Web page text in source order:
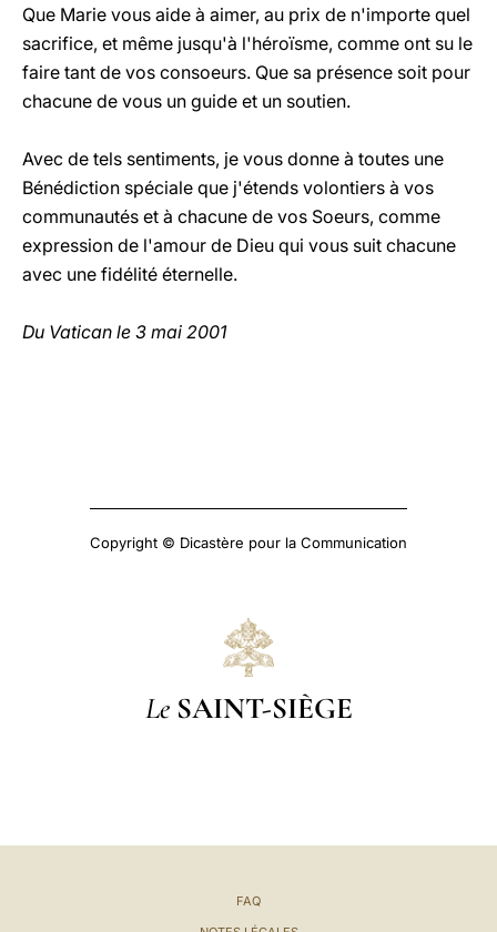
Que Marie vous aide à aimer, au prix de n'importe quel
sacrifice, et même jusqu'à l'héroïsme, comme ont su le
faire tant de vos consoeurs. Que sa présence soit pour
chacune de vous un guide et un soutien.
Avec de tels sentiments, je vous donne à toutes une
Bénédiction spéciale que j'étends volontiers à vos
communautés et à chacune de vos Soeurs, comme
expression de l'amour de Dieu qui vous suit chacune
avec une fidélité éternelle.
Du Vatican le 3 mai 2001
Copyright © Dicastère pour la Communication
Le SAINT-SIÈGE
FAQ